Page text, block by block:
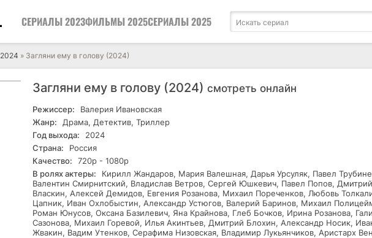
СЕРИАЛЫ 2023ФИЛЬМЫ 2025СЕРИАЛЫ 2025
» Загляни ему в голову (2024)
Загляни ему в голову (2024) смотреть онлайн
Режиссер:
Валерия Ивановская
Жанр:
Драма, Детектив, Триллер
Год выхода:
2024
Страна:
Россия
Качество:
720р - 1080р
В ролях актеры:
Кирилл Жандаров, Мария Валешная, Дарья Урсуляк, Павел
Валентин Смирнитский, Владислав Ветров, Сергей Юшкевич, Павел Попов, Дмитрий
Власкин, Алексей Демидов, Евгения Розанова, Михаил Пореченков, Любовь
Цапник, Иван Охлобыстин, Александр Устюгов, Валерий Баринов, Михаил
Роман Юнусов, Оксана Базилевич, Яна Крайнова, Глеб Бочков, Ирина Розанова,
Сазонова, Михаил Горевой, Илья Акинтьев, Дмитрий Блохин, Александр Носик,
Жвакин, Вадим Утенков, Серафима Низовская, Владимир Лукьянчиков, Аристарх